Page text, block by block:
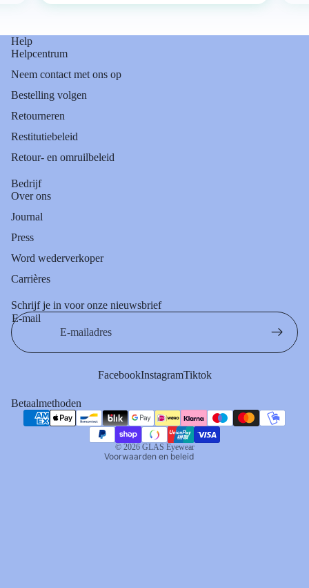
Help
Helpcentrum
Neem contact met ons op
Bestelling volgen
Retourneren
Restitutiebeleid
Retour- en omruilbeleid
Bedrijf
Over ons
Journal
Press
Word wederverkoper
Carrières
Schrijf je in voor onze nieuwsbrief
E-mail
FacebookInstagramTiktok
Betaalmethoden
© 2026 GLAS Eyewear
Voorwaarden en beleid
Privacybeleid
Algemene voorwaarden
Terugbetalingsbeleid
Verzendbeleid
Annuleringsbeleid